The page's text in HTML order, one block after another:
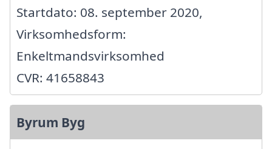
Startdato: 08. september 2020,
Virksomhedsform:
Enkeltmandsvirksomhed
CVR: 41658843
Byrum Byg